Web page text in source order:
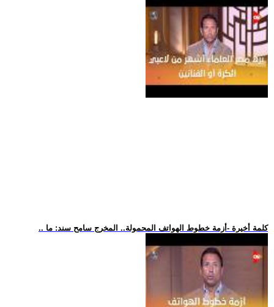
.. كلمة أخيرة -أزمة خطوط الهواتف المحمولة.. المخرج سامح سند: ما